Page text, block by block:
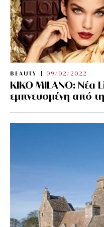
BEAUTY 09/02/2022
KIKO MILANO: Νέα
εμπνευσμένη από